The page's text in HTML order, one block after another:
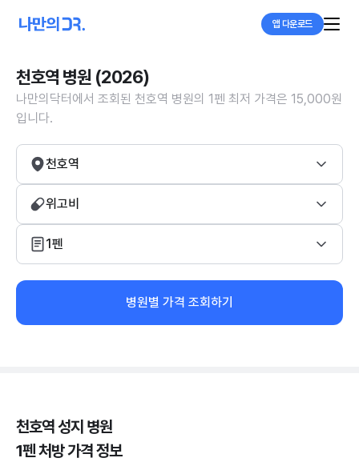
앱 다운로드
천호역 병원 (2026)
나만의닥터에서 조회된 천호역 병원의 1펜 최저 가격은 15,000원
입니다.
천호역
위고비
1펜
병원별 가격 조회하기
천호역 성지 병원
1펜 처방 가격 정보